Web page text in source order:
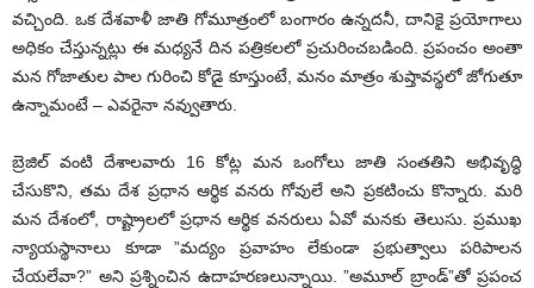
వచ్చింది. ఒక దేశవాళీ జాతి గోమూత్రంలో బంగారం ఉన్నదనీ, దానికై ప్రయోగాలు
అధికం చేస్తున్నట్లు ఈ మధ్యనే దిన పత్రికలలో ప్రచురించబడింది. ప్రపంచం అంతా
మన గోజాతుల పాల గురించి కోడై కూస్తుంటే, మనం మాత్రం శుప్తావస్థలో జోగుతూ
ఉన్నామంటే – ఎవరైనా నవ్వుతారు.
బ్రెజిల్‌ వంటి దేశాలవారు 16 కోట్ల మన ఒంగోలు జాతి సంతతిని అభివృద్ధి
చేసుకొని, తమ దేశ ప్రధాన ఆర్థిక వనరు గోవులే అని ప్రకటించు కొన్నారు. మరి
మన దేశంలో, రాష్ట్రాలలో ప్రధాన ఆర్థిక వనరులు ఏవో మనకు తెలుసు. ప్రముఖ
న్యాయస్థానాలు కూడా ”మద్యం ప్రవాహం లేకుండా ప్రభుత్వాలు పరిపాలన
చేయలేవా?” అని ప్రశ్నించిన ఉదాహరణలున్నాయి. ”అమూల్‌ బ్రాండ్‌”తో ప్రపంచ